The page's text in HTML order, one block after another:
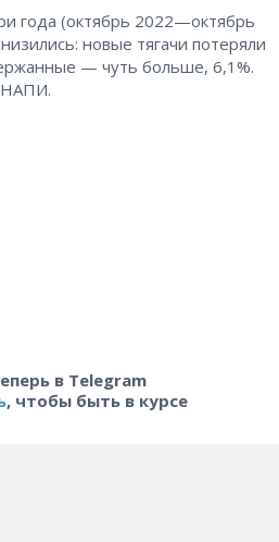
года (октябрь 2022—октябрь
новые тягачи потеряли
— чуть больше, 6,1%.
НАПИ.
в Telegram
, чтобы быть в курсе